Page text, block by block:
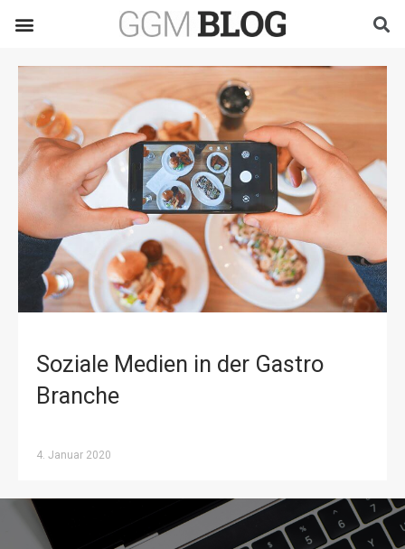
Soziale Medien in der Gastro
Branche
4. Januar 2020